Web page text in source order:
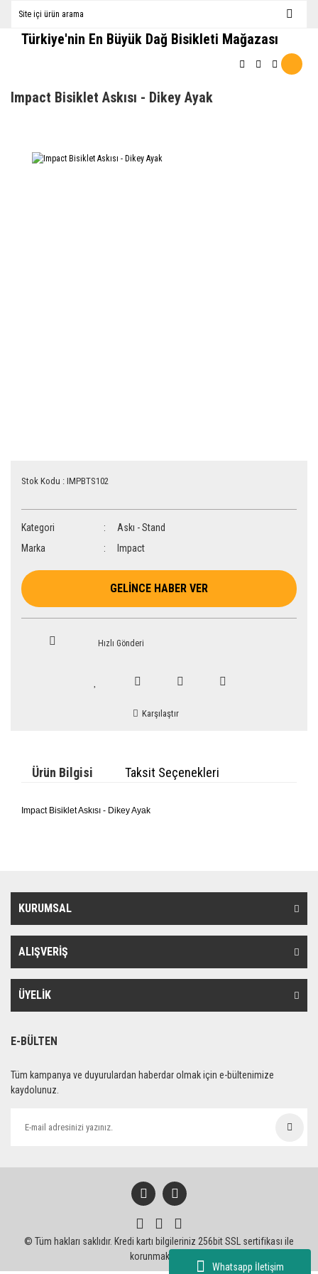
Whatsapp İletişim
Türkiye'nin En Büyük Dağ Bisikleti Mağazası
Impact Bisiklet Askısı - Dikey Ayak
Stok Kodu : IMPBTS102
Kategori
Askı - Stand
Marka
Impact
GELİNCE HABER VER
Hızlı Gönderi
Karşılaştır
Ürün Bilgisi Taksit Seçenekleri
Impact Bisiklet Askısı - Dikey Ayak
KURUMSAL
ALIŞVERİŞ
ÜYELİK
E-BÜLTEN
Tüm kampanya ve duyurulardan haberdar olmak için e-bültenimize
kaydolunuz.
© Tüm hakları saklıdır. Kredi kartı bilgileriniz 256bit SSL sertifikası ile
korunmaktadır.